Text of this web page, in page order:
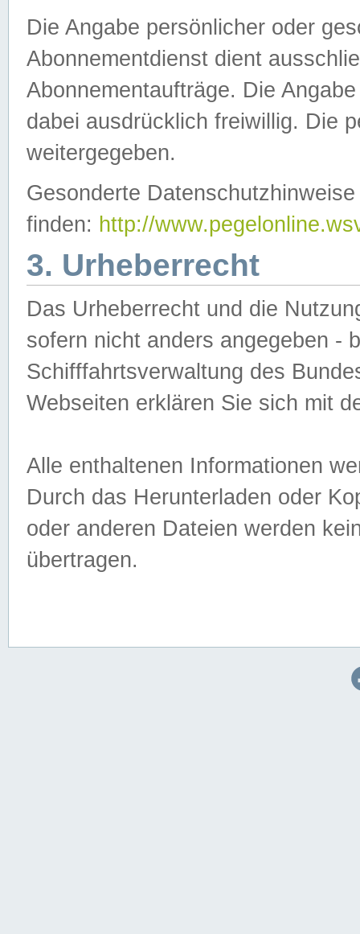
Die Angabe persönlicher oder
Abonnementdienst dient
Abonnementaufträge. Die
dabei ausdrücklich freiwillig. Die
weitergegeben.
Gesonderte
finden: http://
3. Urheberrecht
Das Urheberrecht und die
sofern nicht anders angegeben -
Schifffahrtsverwaltung des
Webseiten erklären Sie sich mit
Alle enthaltenen Informationen
Durch das Herunterladen oder
oder anderen Dateien werden
übertragen.